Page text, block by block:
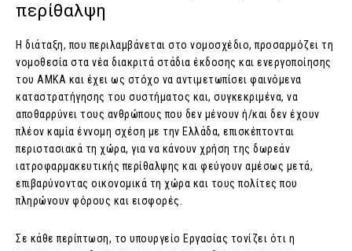
περίθαλψη
Η διάταξη, που περιλαμβάνεται στο νομοσχέδιο, προσαρμόζει τη
νομοθεσία στα νέα διακριτά στάδια έκδοσης και ενεργοποίησης
του ΑΜΚΑ και έχει ως στόχο να αντιμετωπίσει φαινόμενα
καταστρατήγησης του συστήματος και, συγκεκριμένα, να
αποθαρρύνει τους ανθρώπους που δεν μένουν ή/και δεν έχουν
πλέον καμία έννομη σχέση με την Ελλάδα, επισκέπτονται
περιστασιακά τη χώρα, για να κάνουν χρήση της δωρεάν
ιατροφαρμακευτικής περίθαλψης και φεύγουν αμέσως μετά,
επιβαρύνοντας οικονομικά τη χώρα και τους πολίτες που
πληρώνουν φόρους και εισφορές.
Σε κάθε περίπτωση, το υπουργείο Εργασίας τονίζει ότι η